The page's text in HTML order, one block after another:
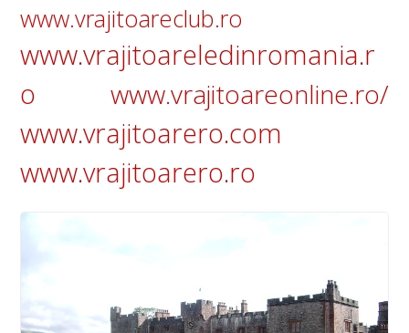
www.vrajitoareclub.ro
www.vrajitoareledinromania.r
o
www.vrajitoareonline.ro/
www.vrajitoarero.com
www.vrajitoarero.ro